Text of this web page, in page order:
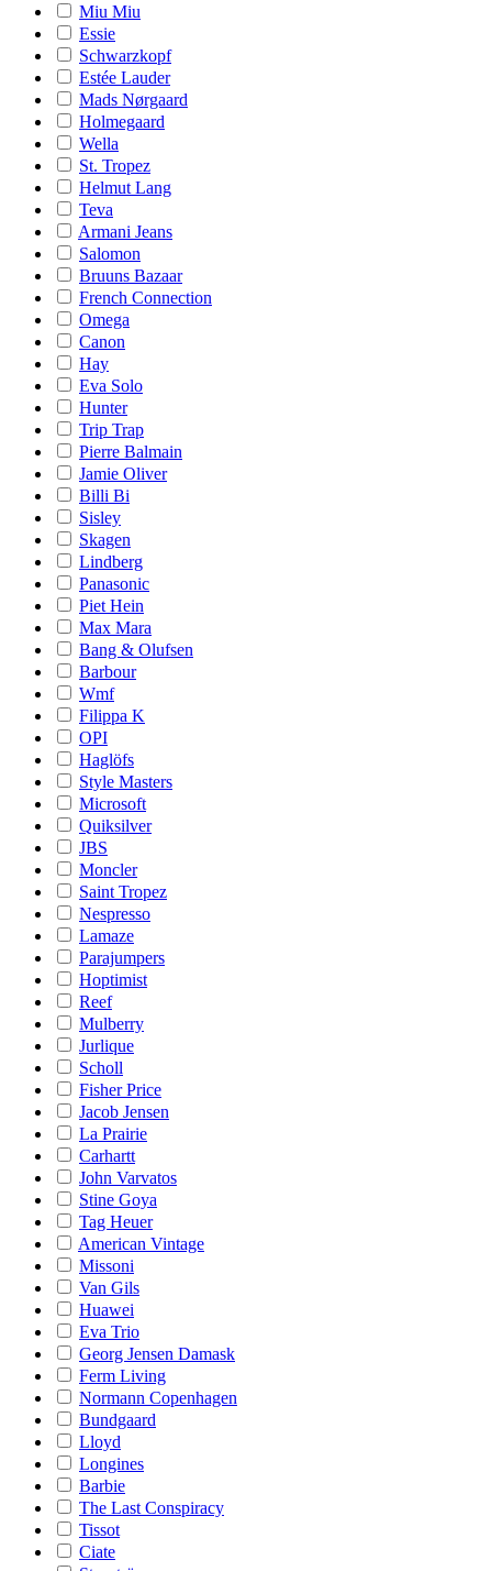
Miu Miu
Essie
Schwarzkopf
Estée Lauder
Mads Nørgaard
Holmegaard
Wella
St. Tropez
Helmut Lang
Teva
Armani Jeans
Salomon
Bruuns Bazaar
French Connection
Omega
Canon
Hay
Eva Solo
Hunter
Trip Trap
Pierre Balmain
Jamie Oliver
Billi Bi
Sisley
Skagen
Lindberg
Panasonic
Piet Hein
Max Mara
Bang & Olufsen
Barbour
Wmf
Filippa K
OPI
Haglöfs
Style Masters
Microsoft
Quiksilver
JBS
Moncler
Saint Tropez
Nespresso
Lamaze
Parajumpers
Hoptimist
Reef
Mulberry
Jurlique
Scholl
Fisher Price
Jacob Jensen
La Prairie
Carhartt
John Varvatos
Stine Goya
Tag Heuer
American Vintage
Missoni
Van Gils
Huawei
Eva Trio
Georg Jensen Damask
Ferm Living
Normann Copenhagen
Bundgaard
Lloyd
Longines
Barbie
The Last Conspiracy
Tissot
Ciate